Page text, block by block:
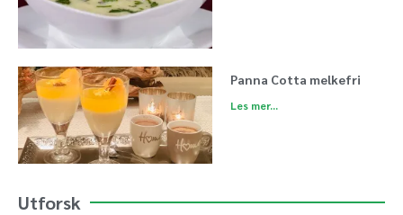
Panna Cotta melkefri
Les mer...
Utforsk